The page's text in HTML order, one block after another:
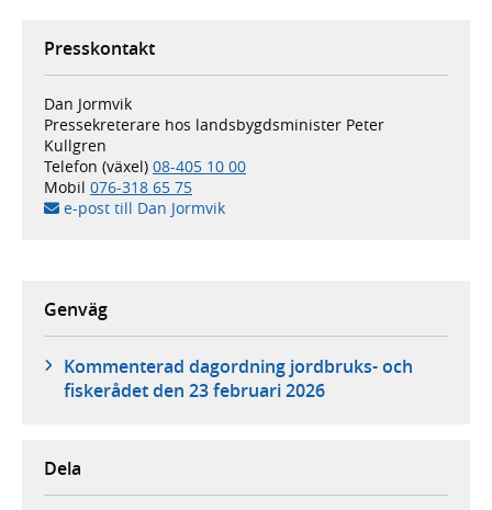
Presskontakt
Dan Jormvik
Pressekreterare hos landsbygdsminister Peter
Kullgren
Telefon (växel) 08-405 10 00
Mobil 076-318 65 75
e-post till Dan Jormvik
Genväg
Kommenterad dagordning jordbruks- och
fiskerådet den 23 februari 2026
Dela